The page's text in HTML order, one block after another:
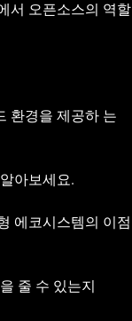
서 오픈소스의 역할
환경을 제공하 는
아보세요.
에코시스템의 이점
줄 수 있는지